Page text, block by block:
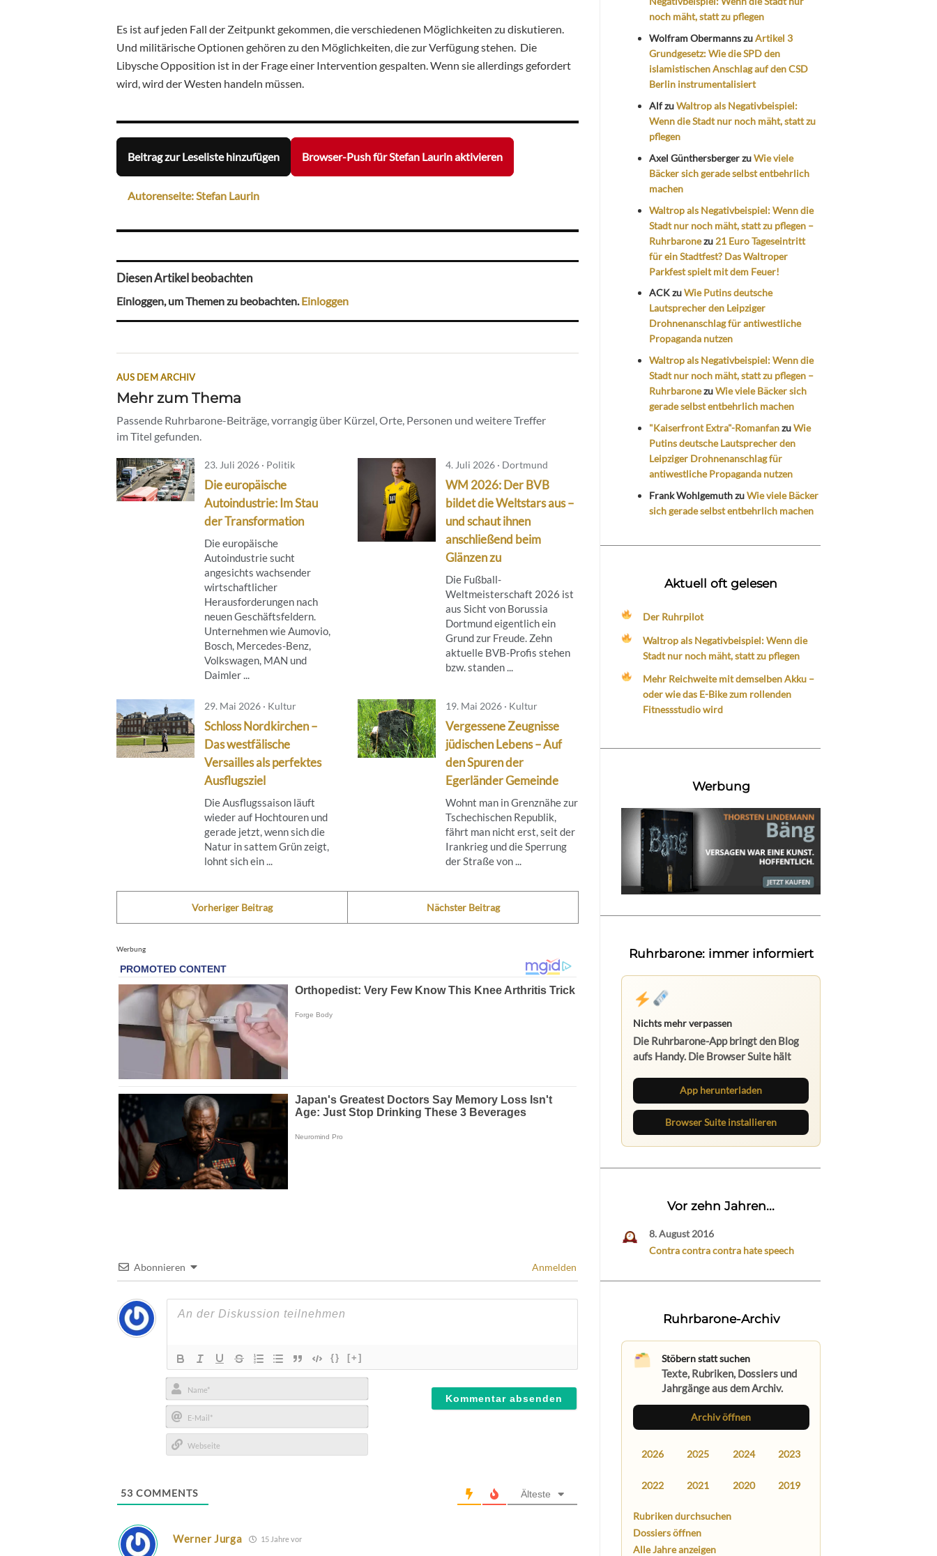
Es ist auf jeden Fall der Zeitpunkt gekommen, die verschiedenen Möglichkeiten zu diskutieren.
Und militärische Optionen gehören zu den Möglichkeiten, die zur Verfügung stehen. Die
Libysche Opposition ist in der Frage einer Intervention gespalten. Wenn sie allerdings gefordert
wird, wird der Westen handeln müssen.
Beitrag zur Leseliste hinzufügen Browser-Push für Stefan Laurin aktivieren
Autorenseite: Stefan Laurin
Diesen Artikel beobachten
Einloggen, um Themen zu beobachten.Einloggen
AUS DEM ARCHIV
Mehr zum Thema
Passende Ruhrbarone-Beiträge, vorrangig über Kürzel, Orte, Personen und weitere Treffer
im Titel gefunden.
23. Juli 2026 · Politik
Die europäische
Autoindustrie: Im Stau
der Transformation
Die europäische
Autoindustrie sucht
angesichts wachsender
wirtschaftlicher
Herausforderungen nach
neuen Geschäftsfeldern.
Unternehmen wie Aumovio,
Bosch, Mercedes-Benz,
Volkswagen, MAN und
Daimler ...
4. Juli 2026 · Dortmund
WM 2026: Der BVB
bildet die Weltstars aus –
und schaut ihnen
anschließend beim
Glänzen zu
Die Fußball-
Weltmeisterschaft 2026 ist
aus Sicht von Borussia
Dortmund eigentlich ein
Grund zur Freude. Zehn
aktuelle BVB-Profis stehen
bzw. standen ...
29. Mai 2026 · Kultur
Schloss Nordkirchen –
Das westfälische
Versailles als perfektes
Ausflugsziel
Die Ausflugssaison läuft
wieder auf Hochtouren und
gerade jetzt, wenn sich die
Natur in sattem Grün zeigt,
lohnt sich ein ...
19. Mai 2026 · Kultur
Vergessene Zeugnisse
jüdischen Lebens – Auf
den Spuren der
Egerländer Gemeinde
Wohnt man in Grenznähe zur
Tschechischen Republik,
fährt man nicht erst, seit der
Irankrieg und die Sperrung
der Straße von ...
Vorheriger Beitrag Nächster Beitrag
Werbung
Abonnieren Anmelden
{} [+]
Name*
E-
Mail*
53 COMMENTS Älteste
Werner Jurga 15 Jahre vor
noch mäht, statt zu pflegen
Wolfram ObermannszuArtikel 3
Grundgesetz: Wie die SPD den
islamistischen Anschlag auf den CSD
Berlin instrumentalisiert
AlfzuWaltrop als Negativbeispiel:
Wenn die Stadt nur noch mäht, statt zu
pflegen
Axel GünthersbergerzuWie viele
Bäcker sich gerade selbst entbehrlich
machen
Waltrop als Negativbeispiel: Wenn die
Stadt nur noch mäht, statt zu pflegen –
Ruhrbaronezu 21 Euro Tageseintritt
für ein Stadtfest? Das Waltroper
Parkfest spielt mit dem Feuer!
ACKzuWie Putins deutsche
Lautsprecher den Leipziger
Drohnenanschlag für antiwestliche
Propaganda nutzen
Waltrop als Negativbeispiel: Wenn die
Stadt nur noch mäht, statt zu pflegen –
RuhrbaronezuWie viele Bäcker sich
gerade selbst entbehrlich machen
"Kaiserfront Extra"-RomanfanzuWie
Putins deutsche Lautsprecher den
Leipziger Drohnenanschlag für
antiwestliche Propaganda nutzen
Frank WohlgemuthzuWie viele Bäcker
sich gerade selbst entbehrlich machen
Aktuell oft gelesen
Der Ruhrpilot
Waltrop als Negativbeispiel: Wenn die
Stadt nur noch mäht, statt zu pflegen
Mehr Reichweite mit demselben Akku –
oder wie das E-Bike zum rollenden
Fitnessstudio wird
Werbung
Ruhrbarone: immer informiert
Nichts mehr verpassen
Die Ruhrbarone-App bringt den Blog
aufs Handy. Die Browser Suite hält
App herunterladen
Browser Suite installieren
Vor zehn Jahren...
8. August 2016
Contra contra contra hate speech
Ruhrbarone-Archiv
Stöbern statt suchen
Texte, Rubriken, Dossiers und
Jahrgänge aus dem Archiv.
Archiv öffnen
2026 2025 2024 2023
2022 2021 2020 2019
Rubriken durchsuchen
Dossiers öffnen
Alle Jahre anzeigen